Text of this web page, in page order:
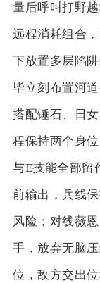
量后呼叫打野
远程消耗组合
下放置多层陷
毕立刻布置河
搭配锤石、日
程保持两个身
与E技能全部留
前输出，兵线
风险；对线薇
手，放弃无脑
位，敌方交出